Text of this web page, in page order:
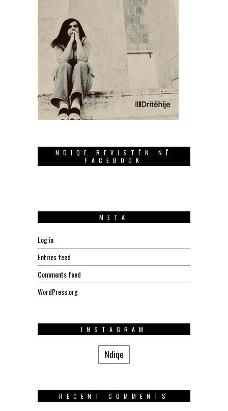
NDIQE REVISTËN NË
FACEBOOK
META
Log in
Entries feed
Comments feed
WordPress.org
INSTAGRAM
Ndiqe
RECENT COMMENTS